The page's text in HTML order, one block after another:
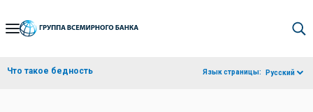
Skip
Navigation
Что такое бедность Язык страницы: Русский